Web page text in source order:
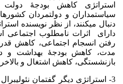
استراتژی کاهش بودجۀ
سیاستمداران و دولتمردان کشورها
دنبال می­کنند، از نظر نویسنده
دارای اثرات نامطلوب اجتماعی
مدت، کاهش بودجۀ بهداشت و
بازنشستگی، کاهش اشتغال و
3- استراتژی دیگر گفتمان